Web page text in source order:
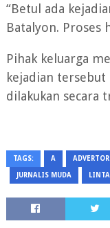
“Betul ada
Batalyon. Proses
Pihak keluarga
kejadian
dilakukan secara
TAGS: A
JURNALIS MUDA